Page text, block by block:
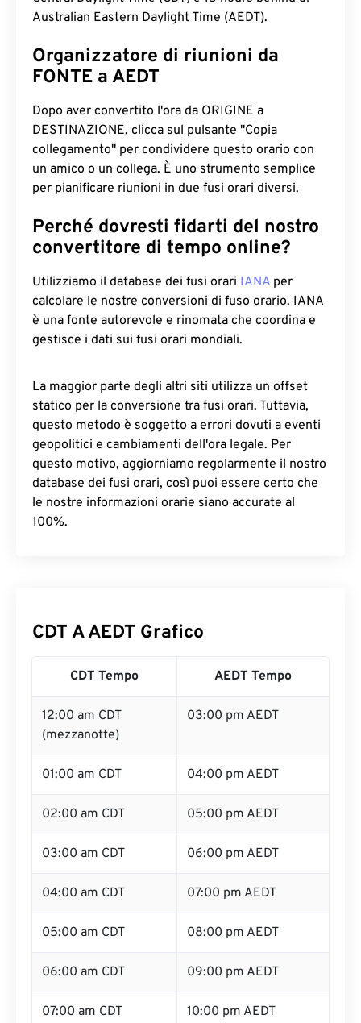
Australian Eastern Daylight Time (AEDT).
Organizzatore di riunioni da
FONTE a AEDT
Dopo aver convertito l'ora da ORIGINE a
DESTINAZIONE, clicca sul pulsante "Copia
collegamento" per condividere questo orario con
un amico o un collega. È uno strumento semplice
per pianificare riunioni in due fusi orari diversi.
Perché dovresti fidarti del nostro
convertitore di tempo online?
Utilizziamo il database dei fusi orari IANA per
calcolare le nostre conversioni di fuso orario. IANA
è una fonte autorevole e rinomata che coordina e
gestisce i dati sui fusi orari mondiali.
La maggior parte degli altri siti utilizza un offset
statico per la conversione tra fusi orari. Tuttavia,
questo metodo è soggetto a errori dovuti a eventi
geopolitici e cambiamenti dell'ora legale. Per
questo motivo, aggiorniamo regolarmente il nostro
database dei fusi orari, così puoi essere certo che
le nostre informazioni orarie siano accurate al
100%.
CDT A AEDT Grafico
CDT Tempo AEDT Tempo
12:00 am CDT
(mezzanotte)
03:00 pm AEDT
01:00 am CDT 04:00 pm AEDT
02:00 am CDT 05:00 pm AEDT
03:00 am CDT 06:00 pm AEDT
04:00 am CDT 07:00 pm AEDT
05:00 am CDT 08:00 pm AEDT
06:00 am CDT 09:00 pm AEDT
07:00 am CDT 10:00 pm AEDT